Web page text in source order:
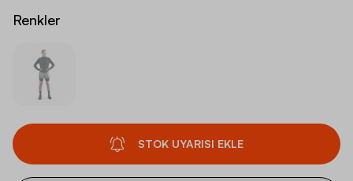
Renkler
STOK UYARISI EKLE